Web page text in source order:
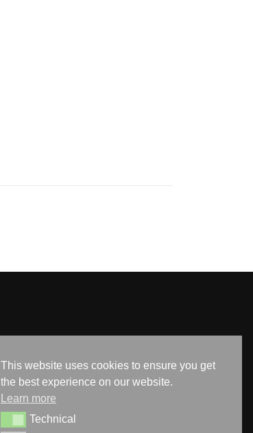
This website uses cookies to ensure you get
the best experience on our website.
Learn more
TechnicalTechnical